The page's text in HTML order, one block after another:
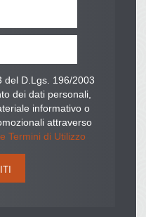
del D.Lgs. 196/2003
dei dati personali,
informativo o
attraverso
Termini di Utilizzo